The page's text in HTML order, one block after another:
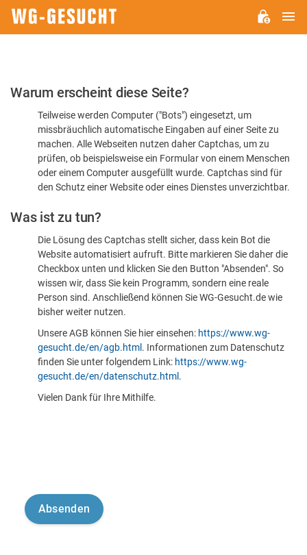
Bitte
dass
sind
Warum erscheint diese Seite?
Teilweise werden Computer ("Bots") eingesetzt, um
missbräuchlich automatische Eingaben auf einer Seite zu
machen. Alle Webseiten nutzen daher Captchas, um zu
prüfen, ob beispielsweise ein Formular von einem Menschen
oder einem Computer ausgefüllt wurde. Captchas sind für
den Schutz einer Website oder eines Dienstes unverzichtbar.
Was ist zu tun?
Die Lösung des Captchas stellt sicher, dass kein Bot die
Website automatisiert aufruft. Bitte markieren Sie daher die
Checkbox unten und klicken Sie den Button "Absenden". So
wissen wir, dass Sie kein Programm, sondern eine reale
Person sind. Anschließend können Sie WG-Gesucht.de wie
bisher weiter nutzen.
Unsere AGB können Sie hier einsehen: https://www.wg-
gesucht.de/en/agb.html . Informationen zum Datenschutz
finden Sie unter folgendem Link: https://www.wg-
gesucht.de/en/datenschutz.html .
Vielen Dank für Ihre Mithilfe.